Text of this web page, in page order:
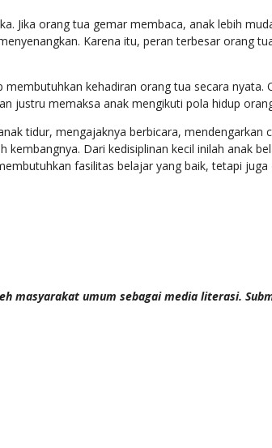
Jika orang tua gemar membaca, anak lebih
Karena itu, peran terbesar orang
kehadiran orang tua secara nyata.
justru memaksa anak mengikuti pola hidup
tidur, mengajaknya berbicara, mendengarkan
Dari kedisiplinan kecil inilah anak
fasilitas belajar yang baik, tetapi
masyarakat umum sebagai media literasi.